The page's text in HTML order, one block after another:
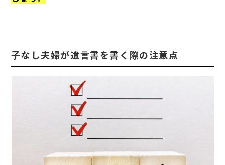
子なし夫婦が遺言書を書く際の注意点